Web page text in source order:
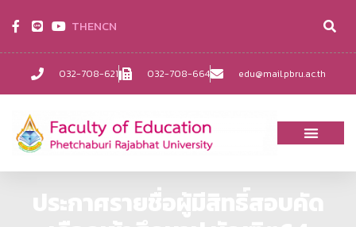
032-708-621 032-708-664 edu@mail.pbru.ac.th
THENCN